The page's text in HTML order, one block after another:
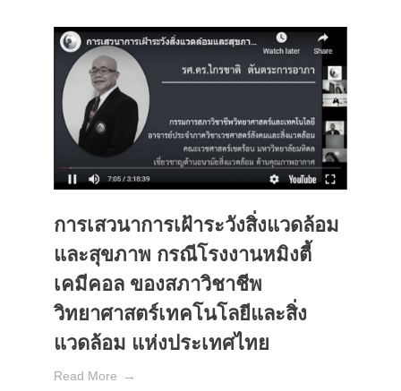
การเสวนาการเฝ้าระวังสิ่งแวดล้อม
และสุขภาพ กรณีโรงงานหมิงตี้
เคมีคอล ของสภาวิชาชีพ
วิทยาศาสตร์เทคโนโลยีและสิ่ง
แวดล้อม แห่งประเทศไทย
Read More